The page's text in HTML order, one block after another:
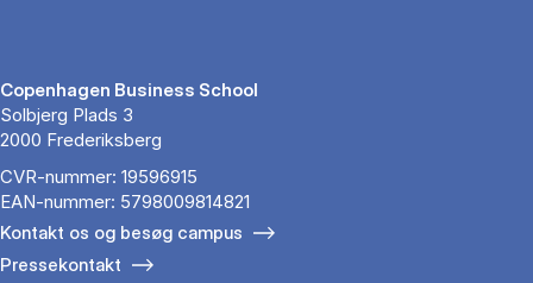
Copenhagen Business School
Solbjerg Plads 3
2000 Frederiksberg
CVR-nummer: 19596915
EAN-nummer: 5798009814821
Kontakt os og besøg campus
Pressekontakt